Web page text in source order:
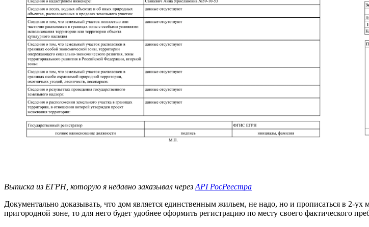
Выписка из ЕГРН, которую я недавно заказывал через API РосРеестра
Документально доказывать, что дом является единственным жильем, не надо, но и прописаться в 2-
пригородной зоне, то для него будет удобнее оформить регистрацию по месту своего фактического